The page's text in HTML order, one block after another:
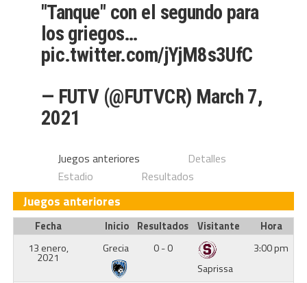
"Tanque" con el segundo para
los griegos…
pic.twitter.com/jYjM8s3UfC
— FUTV (@FUTVCR) March 7,
2021
Juegos anteriores
Detalles
Estadio
Resultados
Juegos anteriores
Fecha Inicio Resultados Visitante
Hora
13 enero,
2021
Grecia
0 - 0
Saprissa
3:00 pm